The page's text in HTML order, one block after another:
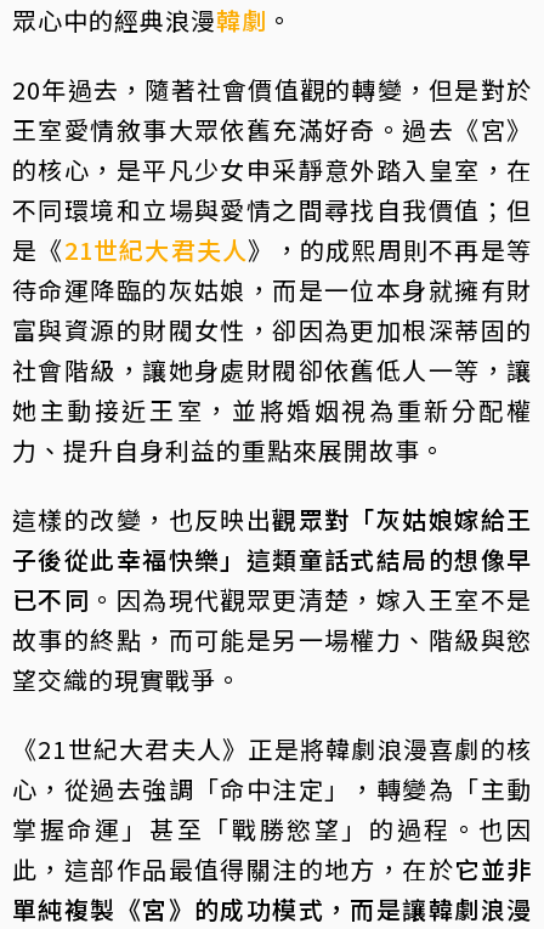
眾心中的經典浪漫韓劇 。
20年過去，隨著社會價值觀的轉變，但是對於
王室愛情敘事大眾依舊充滿好奇。過去《宮》
的核心，是平凡少女申采靜意外踏入皇室，在
不同環境和立場與愛情之間尋找自我價值；但
是《21世紀大君夫人》，的成熙周則不再是等
待命運降臨的灰姑娘，而是一位本身就擁有財
富與資源的財閥女性，卻因為更加根深蒂固的
社會階級，讓她身處財閥卻依舊低人一等，讓
她主動接近王室，並將婚姻視為重新分配權
力、提升自身利益的重點來展開故事。
這樣的改變，也反映出觀眾對「灰姑娘嫁給王
子後從此幸福快樂」這類童話式結局的想像早
已不同 。因為現代觀眾更清楚，嫁入王室不是
故事的終點，而可能是另一場權力、階級與慾
望交織的現實戰爭。
《21世紀大君夫人》正是將韓劇浪漫喜劇的核
心，從過去強調「命中注定」，轉變為「主動
掌握命運」甚至「戰勝慾望」的過程。也因
此，這部作品最值得關注的地方，在於它並非
單純複製《宮》的成功模式，而是讓韓劇浪漫